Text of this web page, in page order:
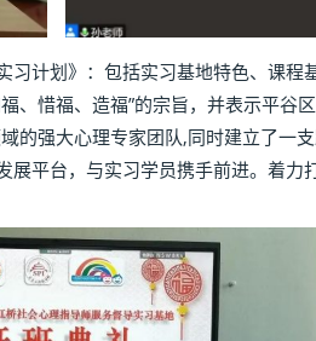
划》：包括实习基地特色、课程
惜福、造福”的宗旨，并表示平谷
的强大心理专家团队,同时建立了一
平台，与实习学员携手前进。着力